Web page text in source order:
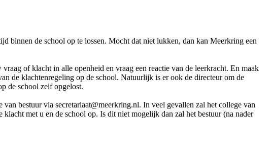
binnen de school op te lossen. Mocht dat niet lukken, dan kan Meerkring een
of klacht in alle openheid en vraag een reactie van de leerkracht. En maak
de klachtenregeling op de school. Natuurlijk is er ook de directeur om de
de school zelf opgelost.
bestuur via secretariaat@meerkring.nl. In veel gevallen zal het college van
met u en de school op. Is dit niet mogelijk dan zal het bestuur (na nader